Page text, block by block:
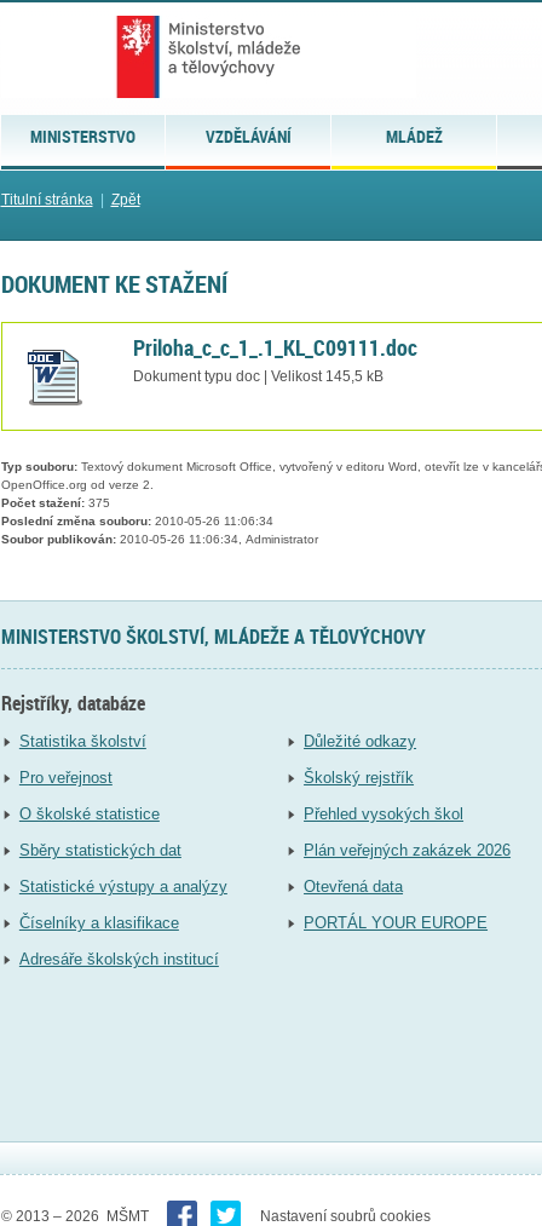
MINISTERSTVO VZDĚLÁVÁNÍ MLÁDEŽ
Titulní stránka| Zpět
DOKUMENT KE STAŽENÍ
Priloha_c_c_1_.1_KL_C09111.doc
Dokument typu doc | Velikost 145,5 kB
Typ souboru:Textový dokument Microsoft Office, vytvořený v editoru Word, otevřít lze v
OpenOffice.org od verze 2.
Počet stažení:375
Poslední změna souboru:2010-05-26 11:06:34
Soubor publikován:2010-05-26 11:06:34, Administrator
MINISTERSTVO ŠKOLSTVÍ, MLÁDEŽE A TĚLOVÝCHOVY
Rejstříky, databáze
Statistika školství
Pro veřejnost
O školské statistice
Sběry statistických dat
Statistické výstupy a analýzy
Číselníky a klasifikace
Adresáře školských institucí
Důležité odkazy
Školský rejstřík
Přehled vysokých škol
Plán veřejných zakázek 2026
Otevřená data
PORTÁL YOUR EUROPE
© 2013 – 2026 MŠMT Nastavení soubrů cookies